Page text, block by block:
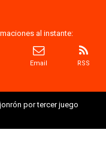
al instante:
Email RSS
por tercer juego